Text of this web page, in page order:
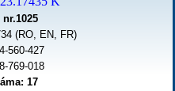
nr.1025
(RO, EN, FR)
560-427
769-018
17